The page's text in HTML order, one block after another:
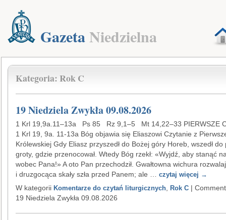
GazetaNiedzielna
Kategoria: Rok C
19 Niedziela Zwykła 09.08.2026
1 Krl 19,9a.11–13a Ps 85 Rz 9,1–5 Mt 14,22–33 PIERWSZE
1 Krl 19, 9a. 11-13a Bóg objawia się Eliaszowi Czytanie z
Królewskiej Gdy Eliasz przyszedł do Bożej góry Horeb, wszedł do
groty, gdzie przenocował. Wtedy Bóg rzekł: «Wyjdź, aby stanąć
wobec Pana!» A oto Pan przechodził. Gwałtowna wichura
i druzgocąca skały szła przed Panem; ale … czytaj więcej →
W kategorii Komentarze do czytań liturgicznych Rok C |
19 Niedziela Zwykła 09.08.2026